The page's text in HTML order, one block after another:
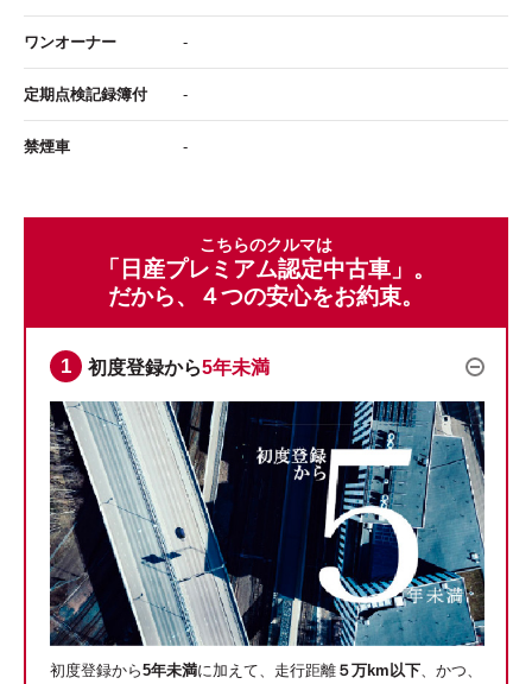
ワンオーナー -
定期点検記録簿付 -
禁煙車 -
こちらのクルマは
「日産プレミアム認定中古車」。
だから、４つの安心をお約束。
初度登録から5年未満
初度登録から5年未満に加えて、走行距離 ５万km以下 、かつ、